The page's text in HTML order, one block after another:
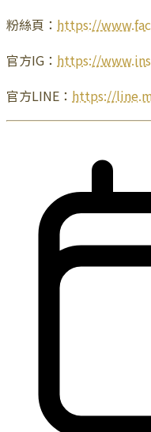
粉絲頁： https://
官方IG： https://
官方LINE： https://